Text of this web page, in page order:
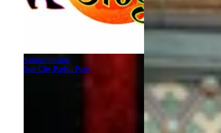
Sauna/cruising
Sun City Paris - Paris